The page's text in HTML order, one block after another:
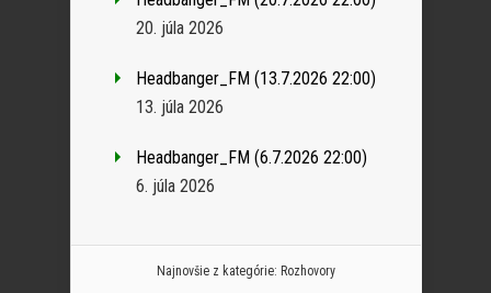
20. júla 2026
Headbanger_FM (13.7.2026 22:00)
13. júla 2026
Headbanger_FM (6.7.2026 22:00)
6. júla 2026
Najnovšie z kategórie: Rozhovory